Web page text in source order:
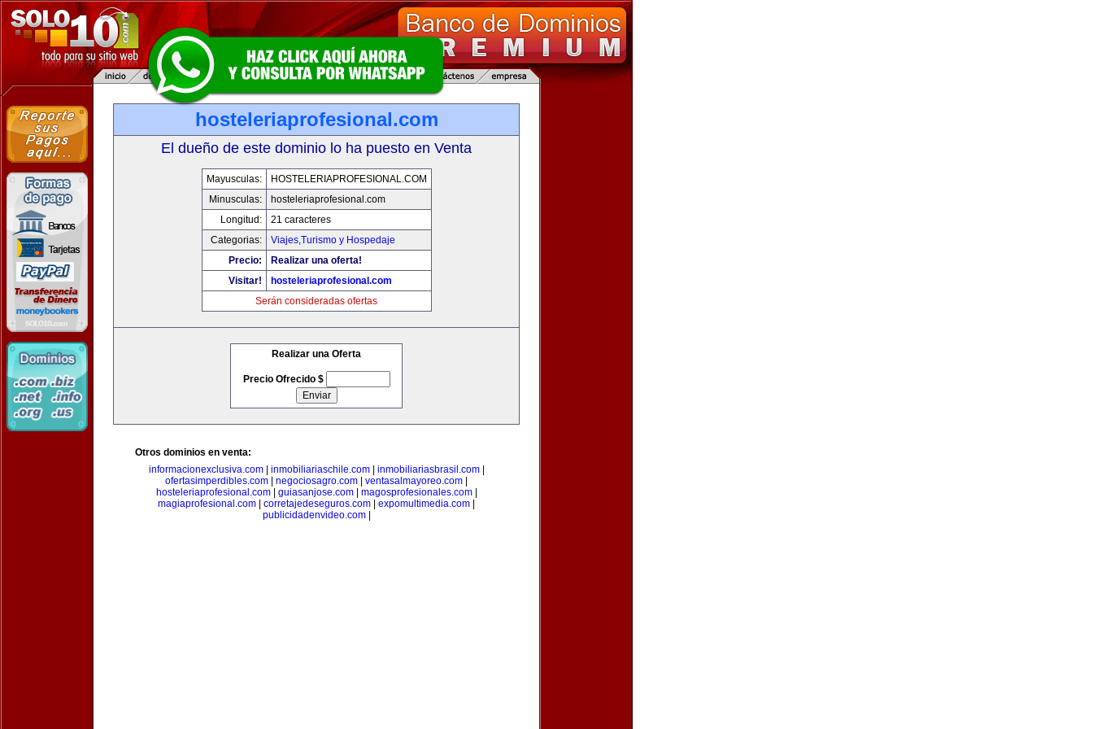
hosteleriaprofesional.com
El dueño de este dominio lo ha puesto en Venta
Mayusculas:
HOSTELERIAPROFESIONAL.COM
Minusculas:
hosteleriaprofesional.com
Longitud:
21 caracteres
Categorias:
Viajes,Turismo y Hospedaje
Precio:
Realizar una oferta!
Visitar!
hosteleriaprofesional.com
Serán consideradas ofertas
Realizar una Oferta
Precio Ofrecido $
Otros dominios en venta:
informacionexclusiva.com| inmobiliariaschile.com| inmobiliariasbrasil.com|
ofertasimperdibles.com
negociosagro.com ventasalmayoreo.com
hosteleriaprofesional.com| guiasanjose.com| magosprofesionales.com|
magiaprofesional.com
corretajedeseguros.com expomultimedia.com
publicidadenvideo.com|